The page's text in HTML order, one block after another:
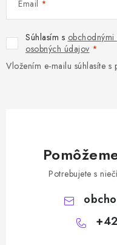
Email
Súhlasím s
osobných údajov
Vložením e-mailu súhlasíte s
Potrebujete s